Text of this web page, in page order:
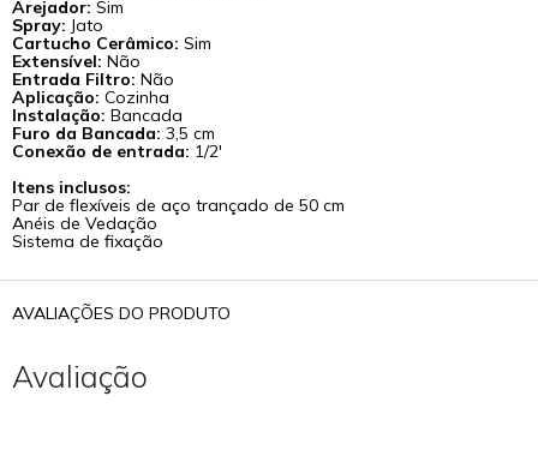
Arejador:Sim
Spray: Jato
Cartucho Cerâmico: Sim
Extensível:Não
Entrada Filtro:Não
Aplicação:Cozinha
Instalação:Bancada
Furo da Bancada:3,5 cm
Conexão de entrada: 1/2'
Itens inclusos:
Par de flexíveis de aço trançado de 50 cm
Anéis de Vedação
Sistema de fixação
AVALIAÇÕES DO PRODUTO
Avaliação